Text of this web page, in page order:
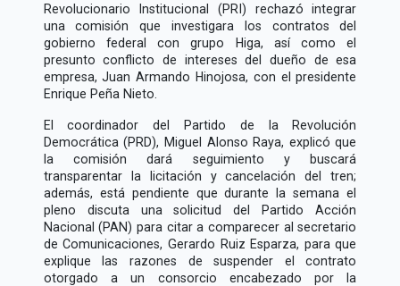
Revolucionario Institucional (PRI) rechazó integrar
una comisión que investigara los contratos del
gobierno federal con grupo Higa, así como el
presunto conflicto de intereses del dueño de esa
empresa, Juan Armando Hinojosa, con el presidente
Enrique Peña Nieto.
El coordinador del Partido de la Revolución
Democrática (PRD), Miguel Alonso Raya, explicó que
la comisión dará seguimiento y buscará
transparentar la licitación y cancelación del tren;
además, está pendiente que durante la semana el
pleno discuta una solicitud del Partido Acción
Nacional (PAN) para citar a comparecer al secretario
de Comunicaciones, Gerardo Ruiz Esparza, para que
explique las razones de suspender el contrato
otorgado a un consorcio encabezado por la